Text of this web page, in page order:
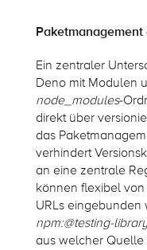
Ein zentraler
Deno mit Modulen
node_modules-
direkt über
das
verhindert
an eine zentrale
können flexibel
URLs
npm:@testing-
aus welcher Quelle